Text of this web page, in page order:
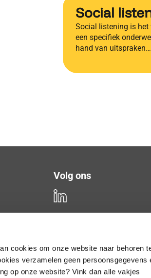
cookies om onze website naar behoren
verzamelen geen persoonsgegevens
op onze website? Vink dan alle vakjes
Social
Social listening is
een specifiek
hand van uitspraken…
Volg ons